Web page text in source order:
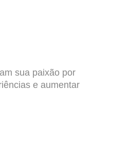
sua paixão por
e aumentar